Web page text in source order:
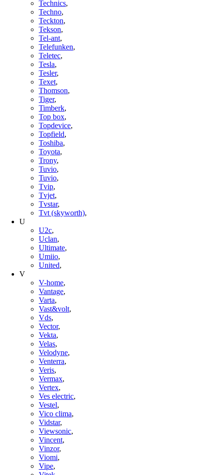
Technics,
Techno,
Teckton,
Tekson,
Tel-ant,
Telefunken,
Teletec,
Tesla,
Tesler,
Texet,
Thomson,
Tiger,
Timberk,
Top box,
Topdevice,
Topfield,
Toshiba,
Toyota,
Trony,
Tuvio,
Tuvio,
Tvip,
Tvjet,
Tvstar,
Tvt (skyworth),
U
U2c,
Uclan,
Ultimate,
Umiio,
United,
V
V-home,
Vantage,
Varta,
Vast&volt,
Vds,
Vector,
Vekta,
Velas,
Velodyne,
Venterra,
Veris,
Vermax,
Vertex,
Ves electric,
Vestel,
Vico clima,
Vidstar,
Viewsonic,
Vincent,
Vinzor,
Viomi,
Vipe,